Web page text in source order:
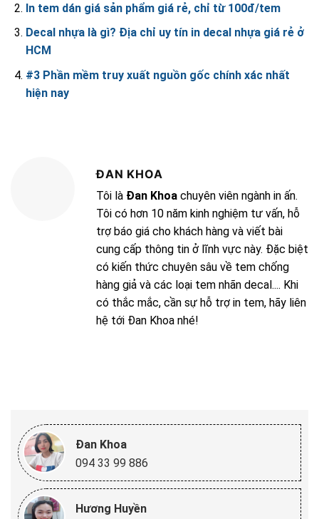
In tem dán giá sản phẩm giá rẻ, chỉ từ 100đ/tem
Decal nhựa là gì? Địa chỉ uy tín in decal nhựa giá rẻ ở
HCM
#3 Phần mềm truy xuất nguồn gốc chính xác nhất
hiện nay
ĐAN KHOA
Tôi là Đan Khoa chuyên viên ngành in ấn.
Tôi có hơn 10 năm kinh nghiệm tư vấn, hỗ
trợ báo giá cho khách hàng và viết bài
cung cấp thông tin ở lĩnh vực này. Đặc biệt
có kiến thức chuyên sâu về tem chống
hàng giả và các loại tem nhãn decal.... Khi
có thắc mắc, cần sự hỗ trợ in tem, hãy liên
hệ tới Đan Khoa nhé!
Đan Khoa
094 33 99 886
Hương Huyền